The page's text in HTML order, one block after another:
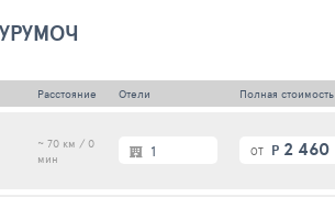
Расстояние Отели Полная стоимость
~ 70 км / 0
мин
1 ОТ Р 2 460